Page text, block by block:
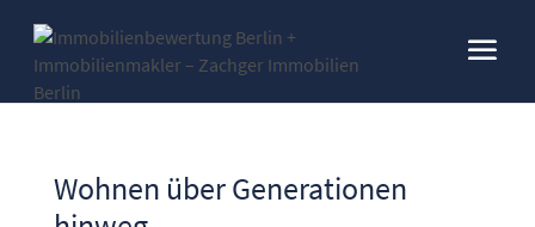
Wohnen über Generationen